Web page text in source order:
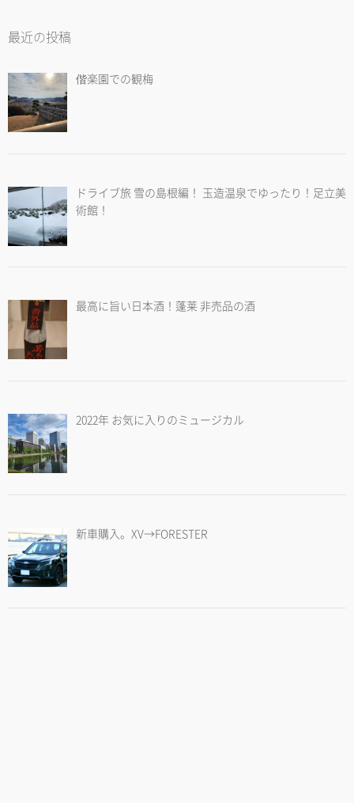
最近の投稿
偕楽園での観梅
ドライブ旅 雪の島根編！ 玉造温泉でゆったり！足立美
術館！
最高に旨い日本酒！蓬莱 非売品の酒
2022年 お気に入りのミュージカル
新車購入。XV→FORESTER